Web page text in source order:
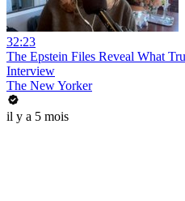
32:23
The Epstein Files Reveal What
Interview
The New Yorker
il y a 5 mois